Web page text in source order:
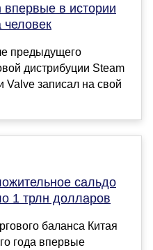
в истории
предыдущего
дистрибуции Steam
Valve записал на свой
сальдо
1 трлн долларов
баланса Китая
года впервые